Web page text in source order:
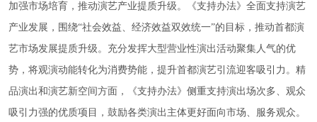
加强市场培育，推动演艺产业提质升级。《支持办法》全面支持演艺
产业发展，围绕“社会效益、经济效益双效统一”的目标，推动首都演
艺市场发展提质升级。充分发挥大型营业性演出活动聚集人气的优
势，将观演动能转化为消费势能，提升首都演艺引流迎客吸引力。精
品演出和演艺新空间方面，《支持办法》侧重支持演出场次多、观众
吸引力强的优质项目，鼓励各类演出主体更好面向市场、服务观众。